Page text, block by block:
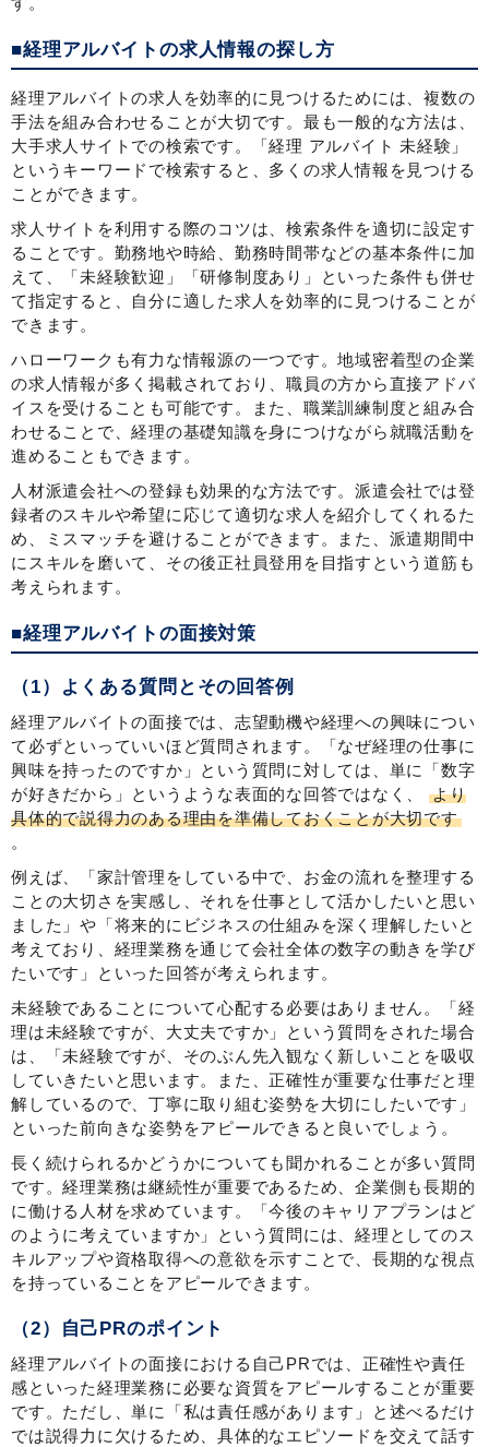
■経理アルバイトの求人情報の探し方
経理アルバイトの求人を効率的に見つけるためには、複数の
手法を組み合わせることが大切です。最も一般的な方法は、
大手求人サイトでの検索です。「経理 アルバイト 未経験」
というキーワードで検索すると、多くの求人情報を見つける
ことができます。
求人サイトを利用する際のコツは、検索条件を適切に設定す
ることです。勤務地や時給、勤務時間帯などの基本条件に加
えて、「未経験歓迎」「研修制度あり」といった条件も併せ
て指定すると、自分に適した求人を効率的に見つけることが
できます。
ハローワークも有力な情報源の一つです。地域密着型の企業
の求人情報が多く掲載されており、職員の方から直接アドバ
イスを受けることも可能です。また、職業訓練制度と組み合
わせることで、経理の基礎知識を身につけながら就職活動を
進めることもできます。
人材派遣会社への登録も効果的な方法です。派遣会社では登
録者のスキルや希望に応じて適切な求人を紹介してくれるた
め、ミスマッチを避けることができます。また、派遣期間中
にスキルを磨いて、その後正社員登用を目指すという道筋も
考えられます。
■経理アルバイトの面接対策
（1）よくある質問とその回答例
経理アルバイトの面接では、志望動機や経理への興味につい
て必ずといっていいほど質問されます。「なぜ経理の仕事に
興味を持ったのですか」という質問に対しては、単に「数字
が好きだから」というような表面的な回答ではなく、
より
具体的で説得力のある理由を準備しておくことが大切です
。
例えば、「家計管理をしている中で、お金の流れを整理する
ことの大切さを実感し、それを仕事として活かしたいと思い
ました」や「将来的にビジネスの仕組みを深く理解したいと
考えており、経理業務を通じて会社全体の数字の動きを学び
たいです」といった回答が考えられます。
未経験であることについて心配する必要はありません。「経
理は未経験ですが、大丈夫ですか」という質問をされた場合
は、「未経験ですが、そのぶん先入観なく新しいことを吸収
していきたいと思います。また、正確性が重要な仕事だと理
解しているので、丁寧に取り組む姿勢を大切にしたいです」
といった前向きな姿勢をアピールできると良いでしょう。
長く続けられるかどうかについても聞かれることが多い質問
です。経理業務は継続性が重要であるため、企業側も長期的
に働ける人材を求めています。「今後のキャリアプランはど
のように考えていますか」という質問には、経理としてのス
キルアップや資格取得への意欲を示すことで、長期的な視点
を持っていることをアピールできます。
（2）自己PRのポイント
経理アルバイトの面接における自己PRでは、正確性や責任
感といった経理業務に必要な資質をアピールすることが重要
です。ただし、単に「私は責任感があります」と述べるだけ
では説得力に欠けるため、具体的なエピソードを交えて話す